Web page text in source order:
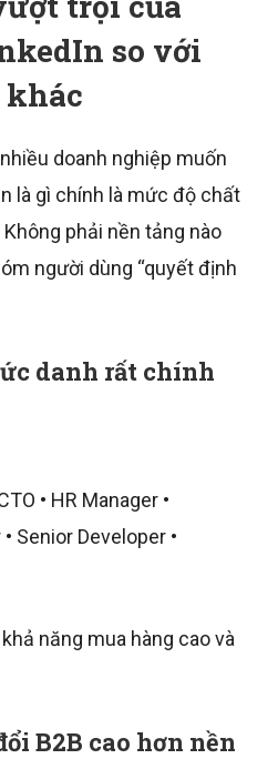
so với
khác
doanh nghiệp muốn
là gì chính là mức độ chất
phải nền tảng nào
người dùng “quyết định
danh rất chính
• HR Manager •
Senior Developer •
năng mua hàng cao và
B2B cao hơn nền